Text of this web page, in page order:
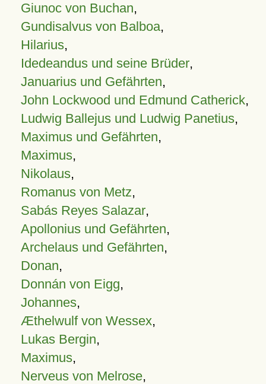
Giunoc von Buchan,
Gundisalvus von Balboa,
Hilarius,
Idedeandus und seine Brüder,
Januarius und Gefährten,
John Lockwood und Edmund Catherick,
Ludwig Ballejus und Ludwig Panetius,
Maximus und Gefährten,
Maximus,
Nikolaus,
Romanus von Metz,
Sabás Reyes Salazar,
Apollonius und Gefährten,
Archelaus und Gefährten,
Donan,
Donnán von Eigg,
Johannes,
Æthelwulf von Wessex,
Lukas Bergin,
Maximus,
Nerveus von Melrose,